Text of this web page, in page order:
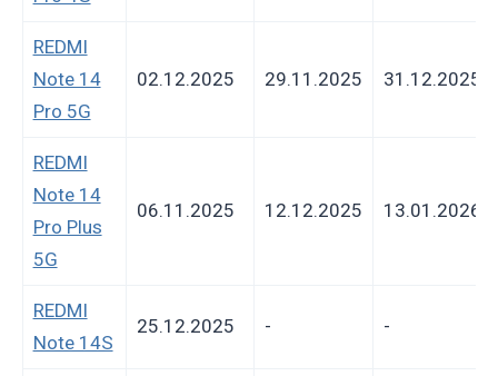
REDMI
Note 14
Pro 5G
02.12.2025 29.11.2025 31.12.2025
REDMI
Note 14
Pro Plus
5G
06.11.2025 12.12.2025 13.01.2026
REDMI
Note 14S
25.12.2025 - -